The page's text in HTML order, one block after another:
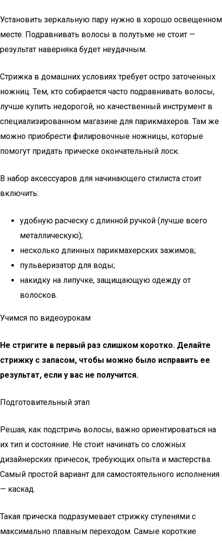
Установить зеркальную пару нужно в хорошо освещенном
месте. Подравнивать волосы в полутьме не стоит —
результат наверняка будет неудачным.
Стрижка в домашних условиях требует остро заточенных
ножниц. Тем, кто собирается часто подравнивать волосы,
лучше купить недорогой, но качественный инструмент в
специализированном магазине для парикмахеров. Там же
можно приобрести филировочные ножницы, которые
помогут придать прическе окончательный лоск.
В набор аксессуаров для начинающего стилиста стоит
включить:
удобную расческу с длинной ручкой (лучше всего
металлическую);
несколько длинных парикмахерских зажимов;
пульверизатор для воды;
накидку на липучке, защищающую одежду от
волосков.
Учимся по видеоурокам
Не стригите в первый раз слишком коротко. Делайте
стрижку с запасом, чтобы можно было исправить ее
результат, если у вас не получится.
Подготовительный этап
Решая, как подстричь волосы, важно ориентироваться на
их тип и состояние. Не стоит начинать со сложных
дизайнерских причесок, требующих опыта и мастерства.
Самый простой вариант для самостоятельного исполнения
— каскад.
Такая прическа подразумевает стрижку ступенями с
максимально плавным переходом. Самые короткие